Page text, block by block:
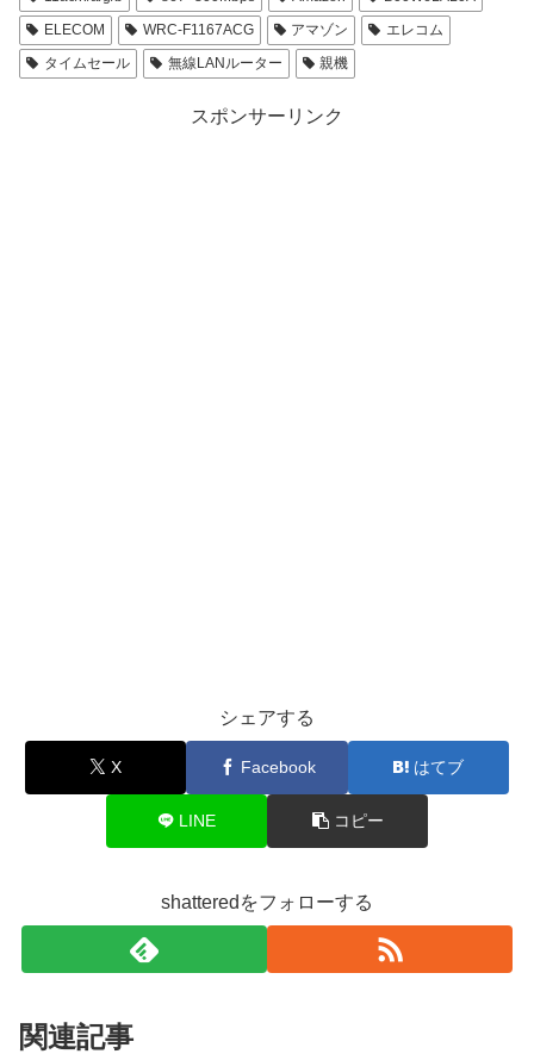
ELECOM
WRC-F1167ACG アマゾン
エレコム
タイムセール
無線LANルーター 親機
スポンサーリンク
シェアする
X Facebook はてブ
LINE コピー
shatteredをフォローする
関連記事